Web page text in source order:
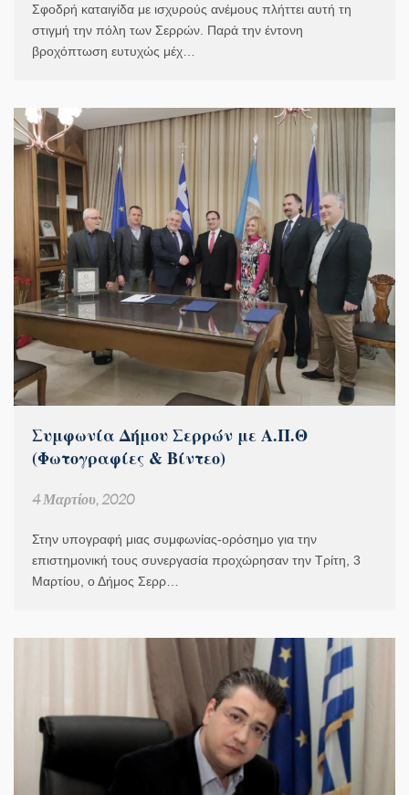
Σφοδρή καταιγίδα με ισχυρούς ανέμους πλήττει αυτή τη
στιγμή την πόλη των Σερρών. Παρά την έντονη
βροχόπτωση ευτυχώς μέχ…
Συμφωνία Δήμου Σερρών με Α.Π.Θ
(Φωτογραφίες & Βίντεο)
4 Μαρτίου, 2020
Στην υπογραφή μιας συμφωνίας-ορόσημο για την
επιστημονική τους συνεργασία προχώρησαν την Τρίτη, 3
Μαρτίου, ο Δήμος Σερρ…